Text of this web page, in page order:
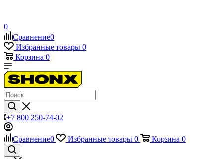
0
Сравнение0
Избранные товары 0
Корзина 0
+7 800 250-74-02
Сравнение0 Избранные товары 0 Корзина 0